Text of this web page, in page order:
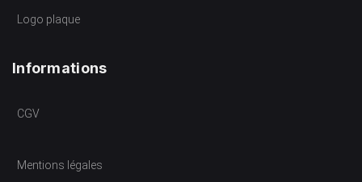
Logo plaque
Informations
CGV
Mentions légales